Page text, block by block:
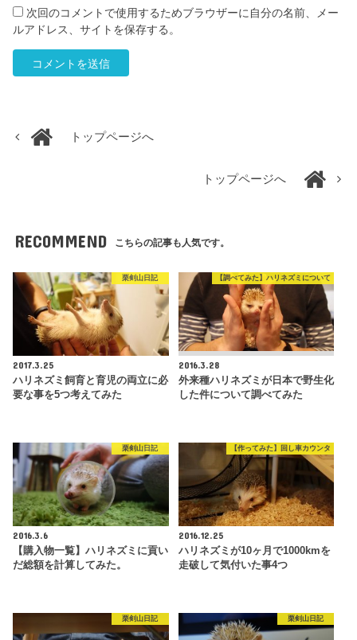
次回のコメントで使用するためブラウザーに自分の名前、メー
ルアドレス、サイトを保存する。
トップページへ
トップページへ
RECOMMEND こちらの記事も人気です。
栗剣山日記
2017.3.25
ハリネズミ飼育と育児の両立に必
要な事を5つ考えてみた
【調べてみた】ハリネズミについて
2016.3.28
外来種ハリネズミが日本で野生化
した件について調べてみた
栗剣山日記
2016.3.6
【購入物一覧】ハリネズミに貢い
だ総額を計算してみた。
【作ってみた】回し車カウンタ
2016.12.25
ハリネズミが10ヶ月で1000kmを
走破して気付いた事4つ
栗剣山日記 栗剣山日記